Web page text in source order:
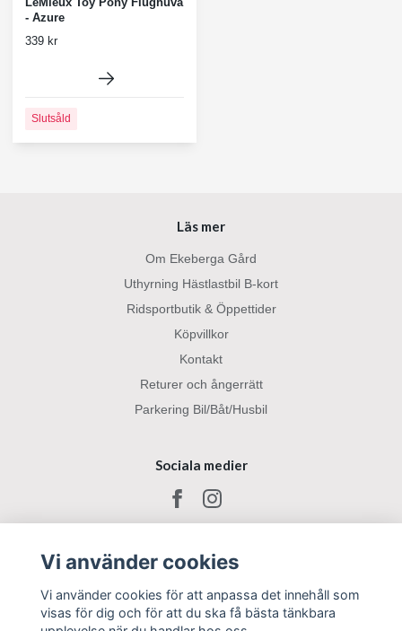
- Azure
339 kr
Slutsåld
Läs mer
Om Ekeberga Gård
Uthyrning Hästlastbil B-kort
Ridsportbutik & Öppettider
Köpvillkor
Kontakt
Returer och ångerrätt
Parkering Bil/Båt/Husbil
Sociala medier
Vi använder cookies
Vi använder cookies för att anpassa det innehåll som
visas för dig och för att du ska få bästa tänkbara